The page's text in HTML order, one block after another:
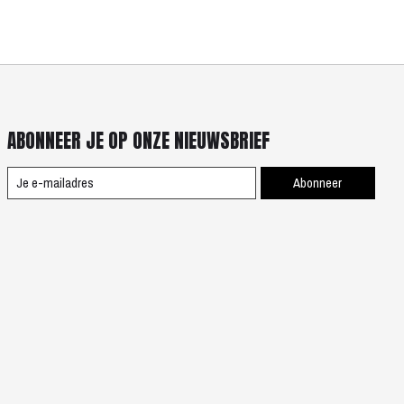
ABONNEER JE OP ONZE NIEUWSBRIEF
Abonneer